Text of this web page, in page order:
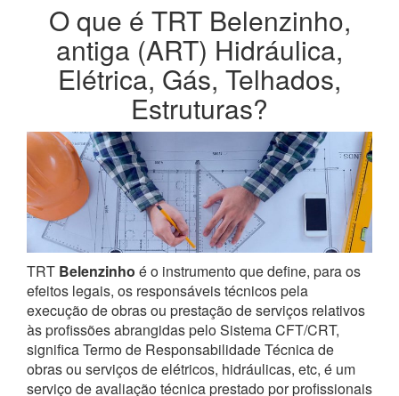
O que é TRT Belenzinho,
antiga (ART) Hidráulica,
Elétrica, Gás, Telhados,
Estruturas?
TRT Belenzinho é o instrumento que define, para os
efeitos legais, os responsáveis técnicos pela
execução de obras ou prestação de serviços relativos
às profissões abrangidas pelo Sistema CFT/CRT,
significa Termo de Responsabilidade Técnica de
obras ou serviços de elétricos, hidráulicas, etc, é um
serviço de avaliação técnica prestado por profissionais